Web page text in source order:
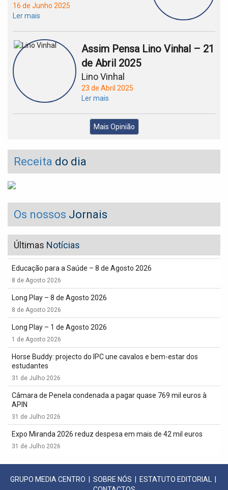
16 de Junho 2025
Ler mais
Assim Pensa Lino Vinhal – 21
de Abril 2025
Lino Vinhal
23 de Abril 2025
Ler mais
Mais Opinião
Receita do dia
Os nossos Jornais
Últimas Notícias
Educação para a Saúde – 8 de Agosto 2026
8 de Agosto 2026
Long Play – 8 de Agosto 2026
8 de Agosto 2026
Long Play – 1 de Agosto 2026
1 de Agosto 2026
Horse Buddy: projecto do IPC une cavalos e bem-estar dos
estudantes
31 de Julho 2026
Câmara de Penela condenada a pagar quase 769 mil euros à
APIN
31 de Julho 2026
Expo Miranda 2026 reduz despesa em mais de 42 mil euros
31 de Julho 2026
GRUPO MEDIA CENTRO SOBRE NÓS ESTATUTO EDITORIAL